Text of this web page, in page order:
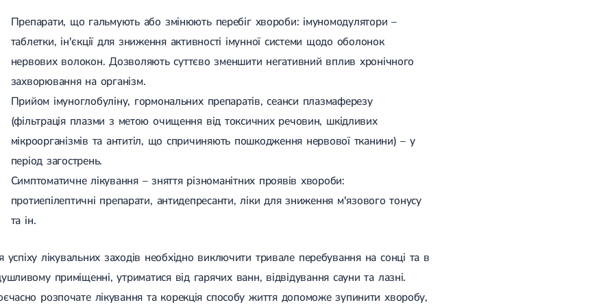
Препарати, що гальмують або змінюють перебіг хвороби: імуномодулятори –
таблетки, ін'єкції для зниження активності імунної системи щодо оболонок
нервових волокон. Дозволяють суттєво зменшити негативний вплив хронічного
захворювання на організм.
Прийом імуноглобуліну, гормональних препаратів, сеанси плазмаферезу
(фільтрація плазми з метою очищення від токсичних речовин, шкідливих
мікроорганізмів та антитіл, що спричиняють пошкодження нервової тканини) – у
період загострень.
Симптоматичне лікування – зняття різноманітних проявів хвороби:
протиепілептичні препарати, антидепресанти, ліки для зниження м'язового тонусу
та ін.
успіху лікувальних заходів необхідно виключити тривале перебування на сонці та в
приміщенні, утриматися від гарячих ванн, відвідування сауни та лазні.
розпочате лікування та корекція способу життя допоможе зупинити хворобу,